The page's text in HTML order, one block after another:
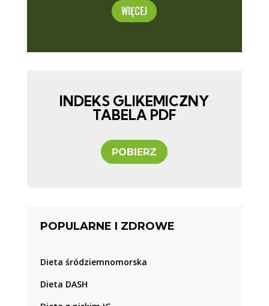
WIĘCEJ
INDEKS GLIKEMICZNY
TABELA PDF
POBIERZ
POPULARNE I ZDROWE
Dieta śródziemnomorska
Dieta DASH